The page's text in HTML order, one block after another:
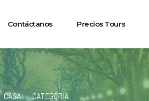
Contáctanos Precios Tours
CASA CATEGORÍA